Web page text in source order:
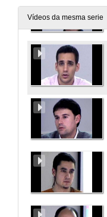
Vídeos da mesma serie